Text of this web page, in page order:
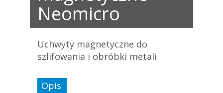
Neomicro
Uchwyty magnetyczne do
szlifowania i obróbki metali
Opis